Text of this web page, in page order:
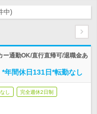
中)
ー通勤OK/直行直帰可/退職金あ
年間休日131日*転勤なし
し 完全週休2日制